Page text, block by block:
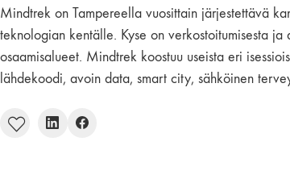
Mindtrek on Tampereella vuosittain järjestettävä
teknologian kentälle. Kyse on verkostoitumisesta
osaamisalueet. Mindtrek koostuu useista eri
lähdekoodi, avoin data, smart city, sähköinen